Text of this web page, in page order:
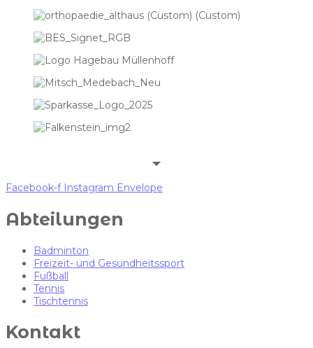
Facebook-f Instagram Envelope
Abteilungen
Badminton
Freizeit- und Gesundheitssport
Fußball
Tennis
Tischtennis
Kontakt